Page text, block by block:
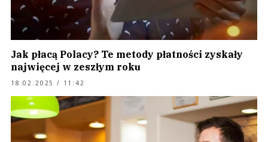
Jak płacą Polacy? Te metody płatności zyskały
najwięcej w zeszłym roku
18.02.2025 / 11:42